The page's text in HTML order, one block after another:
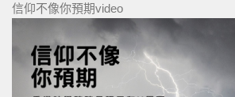
信仰不像你預期video